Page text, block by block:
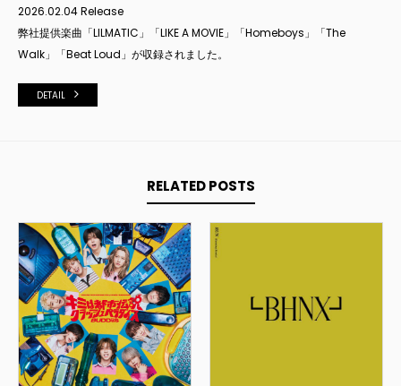
2026.02.04 Release
弊社提供楽曲「LILMATIC」「LIKE A MOVIE」「Homeboys」「The
Walk」「Beat Loud」が収録されました。
DETAIL
RELATED POSTS